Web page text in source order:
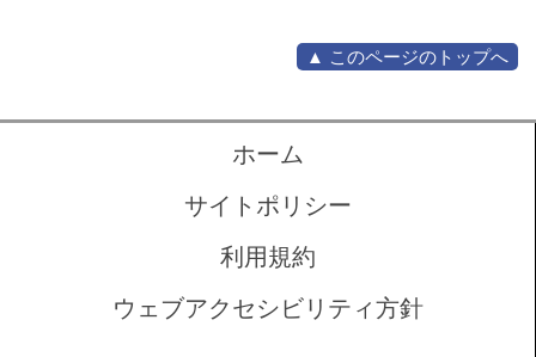
▲ このページのトップへ
ホーム
サイトポリシー
利用規約
ウェブアクセシビリティ方針